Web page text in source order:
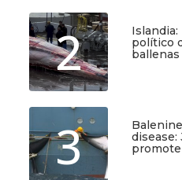
2
político
3
disease: